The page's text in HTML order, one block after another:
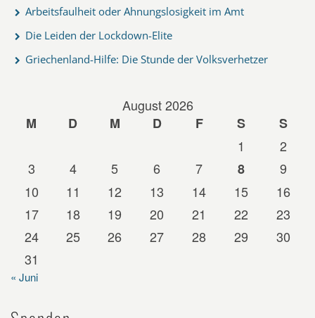
Arbeitsfaulheit oder Ahnungslosigkeit im Amt
Die Leiden der Lockdown-Elite
Griechenland-Hilfe: Die Stunde der Volksverhetzer
August 2026
M
D M D F S
S
1
2
3
4 5 6 7 8
9
10
11 12 13 14 15
16
17
18 19 20 21 22
23
24
25 26 27 28 29
30
31
« Juni